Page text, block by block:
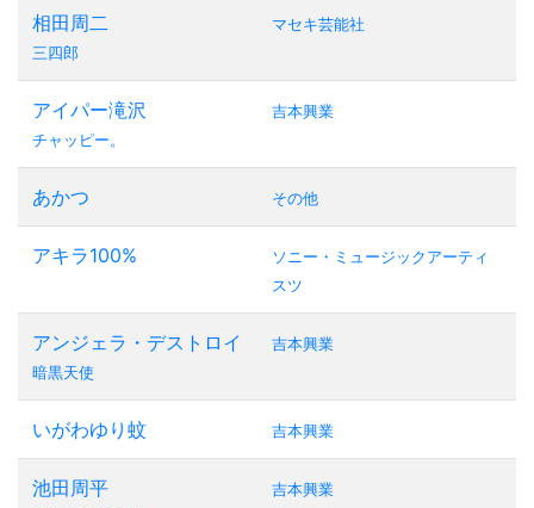
相田周二
三四郎
マセキ芸能社
アイパー滝沢
チャッピー。
吉本興業
あかつ その他
アキラ100%
ソニー・ミュージックアーティ
スツ
アンジェラ・デストロイ
暗黒天使
吉本興業
いがわゆり蚊 吉本興業
池田周平 吉本興業